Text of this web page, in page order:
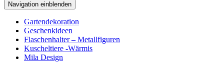
Navigation einblenden
Gartendekoration
Geschenkideen
Flaschenhalter – Metallfiguren
Kuscheltiere -Wärmis
Mila Design